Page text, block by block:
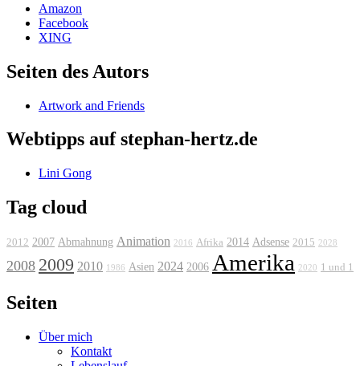
Amazon
Facebook
XING
Seiten des Autors
Artwork and Friends
Webtipps auf stephan-hertz.de
Lini Gong
Tag cloud
2012 2007 Abmahnung Animation 2016 Afrika 2014 Adsense 2015 2028
2008 2009 2010 1986 Asien 2024 2006 Amerika 2020 1 und 1
Seiten
Über mich
Kontakt